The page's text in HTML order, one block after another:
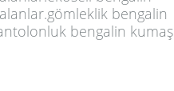
bengalin
bengalin kumaş